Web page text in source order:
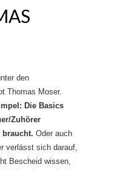
den
Thomas Moser.
Die Basics
Zuhörer
Oder auch
verlässt sich darauf,
Bescheid wissen,